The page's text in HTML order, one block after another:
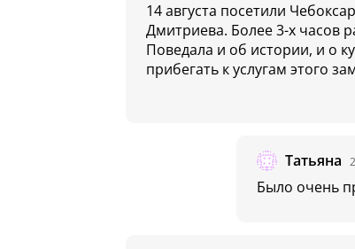
14 августа посетили
Дмитриева. Более 3-х часов
Поведала и об истории, и о
прибегать к услугам этого
Татьяна
Было очень